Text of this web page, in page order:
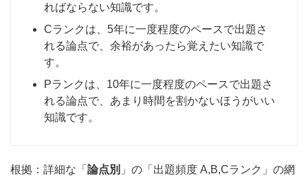
ればならない知識です。
Cランクは、5年に一度程度のペースで出題さ
れる論点で、余裕があったら覚えたい知識で
す。
Pランクは、10年に一度程度のペースで出題さ
れる論点で、あまり時間を割かないほうがいい
知識です。
根拠：詳細な「 論点別 」の「出題頻度 A,B,Cランク」の網